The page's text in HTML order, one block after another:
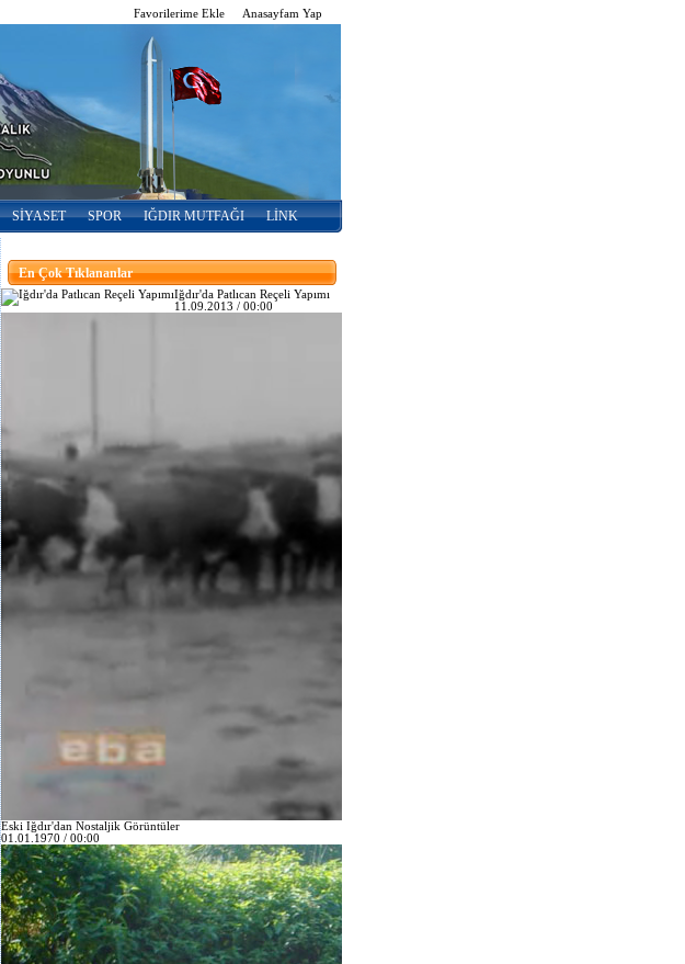
Anasayfam Yap
Favorilerime Ekle
SİYASET SPOR IĞDIR MUTFAĞI LİNK
En Çok Tıklananlar
Iğdır'da Patlıcan Reçeli Yapımı
11.09.2013 / 00:00
Eski Iğdır'dan Nostaljik Görüntüler
01.01.1970 / 00:00